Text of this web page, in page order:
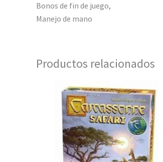
Bonos de fin de juego,
Manejo de mano
Productos relacionados